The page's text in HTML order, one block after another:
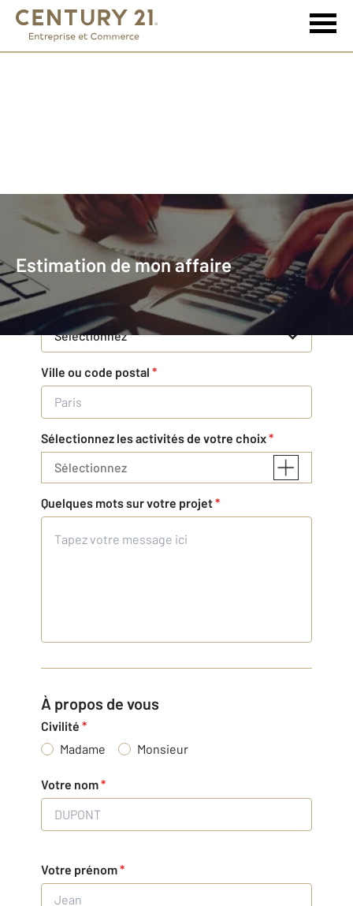
Estimation de mon affaire
Commerce et Entreprise Estimation de mon affaire
Concernant votre bien
Vente ou location
Sélectionnez
Ville ou code postal *
Sélectionnez les activités de votre choix*
Sélectionnez
Quelques mots sur votre projet*
À propos de vous
Civilité *
Madame
Monsieur
Votre nom*
Votre prénom*